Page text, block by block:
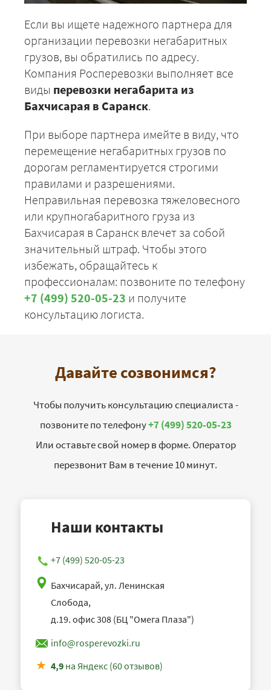
Если вы ищете надежного партнера для
организации перевозки негабаритных
грузов, вы обратились по адресу.
Компания Росперевозки выполняет все
виды перевозки негабарита из
Бахчисарая в Саранск.
При выборе партнера имейте в виду, что
перемещение негабаритных грузов по
дорогам регламентируется строгими
правилами и разрешениями.
Неправильная перевозка тяжеловесного
или крупногабаритного груза из
Бахчисарая в Саранск влечет за собой
значительный штраф. Чтобы этого
избежать, обращайтесь к
профессионалам: позвоните по телефону
+7 (499) 520-05-23 и получите
консультацию логиста.
Давайте созвонимся?
Чтобы получить консультацию специалиста -
позвоните по телефону+7 (499) 520-05-23
Или оставьте свой номер в форме. Оператор
перезвонит Вам в течение 10 минут.
Наши контакты
+7 (499) 520-05-23
Бахчисарай, ул. Ленинская
Слобода,
д.19. офис 308 (БЦ "Омега Плаза")
info@rosperevozki.ru
4,9 на Яндекс (60 отзывов)